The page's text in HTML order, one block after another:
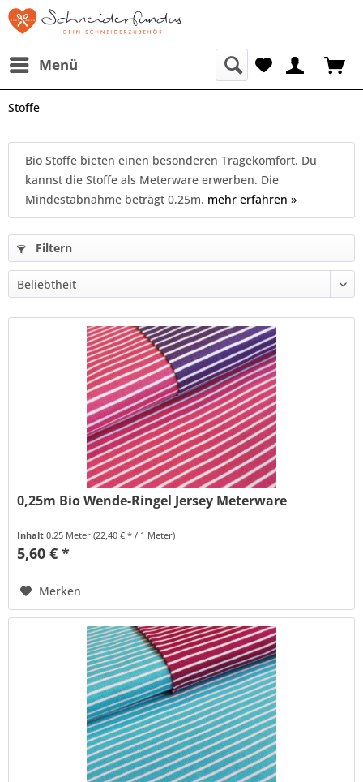
Menü
Stoffe
Bio Stoffe bieten einen besonderen Tragekomfort. Du
kannst die Stoffe als Meterware erwerben. Die
Mindestabnahme beträgt 0,25m. mehr erfahren »
Filtern
0,25m Bio Wende-Ringel Jersey Meterware
Inhalt0.25 Meter(22,40 € * / 1 Meter)
5,60 € *
Merken